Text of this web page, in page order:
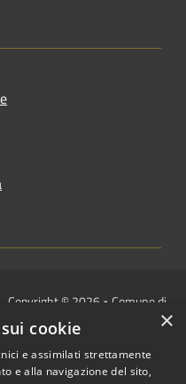
Copyright © 2026 • Comune di
Villongo • Powered by
redazione
×
cookie
e assimilati strettamente
e alla navigazione del sito,